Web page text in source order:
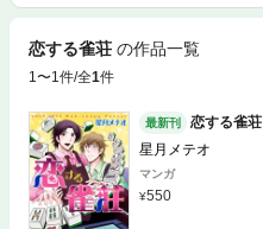
恋する雀荘 の作品一覧
1〜1件/全1件
最新刊
恋する雀荘
星月メテオ
マンガ
550